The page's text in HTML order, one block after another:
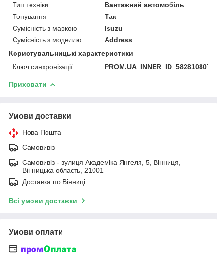
Тип техніки
Вантажний автомобіль
Тонування
Так
Сумісність з маркою
Isuzu
Сумісність з моделлю
Address
Користувальницькі характеристики
Ключ синхронізації
PROM.UA_INNER_ID_582810807
Приховати
Умови доставки
Нова Пошта
Самовивіз
Самовивіз - вулиця Академіка Янгеля, 5, Вінниця,
Вінницька область, 21001
Доставка по Вінниці
Всі умови доставки
Умови оплати